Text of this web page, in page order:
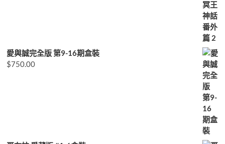
愛與誠完全版 第9-16期盒裝
$750.00